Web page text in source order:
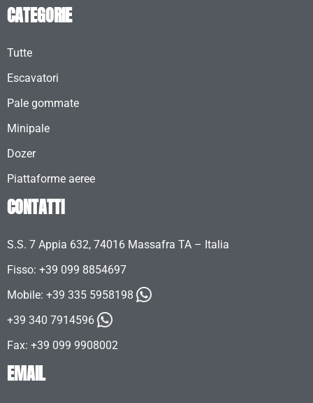
CATEGORIE
Tutte
Escavatori
Pale gommate
Minipale
Dozer
Piattaforme aeree
CONTATTI
S.S. 7 Appia 632, 74016 Massafra TA – Italia
Fisso: +39 099 8854697
Mobile: +39 335 5958198
+39 340 7914596
Fax: +39 099 9908002
EMAIL